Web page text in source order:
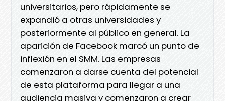
universitarios, pero rápidamente se
expandió a otras universidades y
posteriormente al público en general. La
aparición de Facebook marcó un punto de
inflexión en el SMM. Las empresas
comenzaron a darse cuenta del potencial
de esta plataforma para llegar a una
audiencia masiva y comenzaron a crear